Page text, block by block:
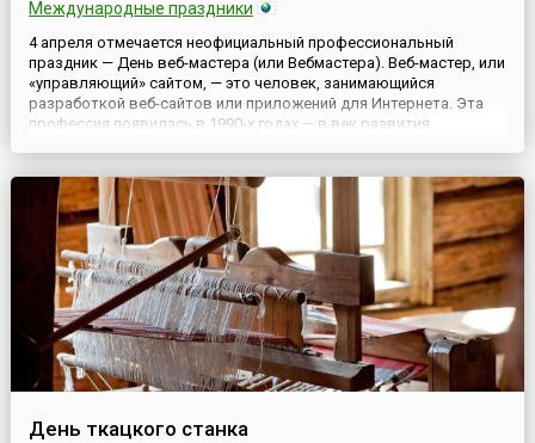
Международные праздники
4 апреля отмечается неофициальный профессиональный
праздник — День веб-мастера (или Вебмастера). Веб-мастер, или
«управляющий» сайтом, — это человек, занимающийся
разработкой веб-сайтов или приложений для Интернета. Эта
профессия появилась в 1990-х годах — в век развития
напомин...
День ткацкого станка